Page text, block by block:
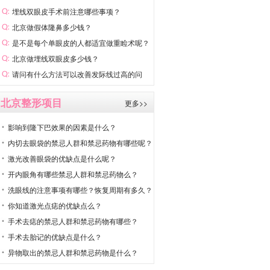
埋线双眼皮手术前注意哪些事项？
北京做假体隆鼻多少钱？
是不是每个单眼皮的人都适宜做重睑术呢？
北京做埋线双眼皮多少钱？
请问有什么方法可以改善发际线过高的问
北京整形项目 更多>>
影响到隆下巴效果的因素是什么？
内切去眼袋的禁忌人群和禁忌药物有哪些呢？
激光改善眼袋的优缺点是什么呢？
开内眼角有哪些禁忌人群和禁忌药物么？
洗眼线的注意事项有哪些？恢复周期有多久？
你知道激光点痣的优缺点么？
手术去痣的禁忌人群和禁忌药物有哪些？
手术去胎记的优缺点是什么？
异物取出的禁忌人群和禁忌药物是什么？